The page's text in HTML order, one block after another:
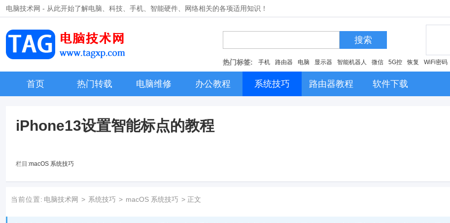
电脑技术网 - 从此开始了解电脑、科技、手机、智能硬件、网络相关的各项适用知识！
搜索
热门标签: 手机 路由器 电脑 显示器 智能机器人 微信 5G控 恢复 WiFi密码
首页 热门转载 电脑维修 办公教程 系统技巧 路由器教程 软件下载
iPhone13设置智能标点的教程
栏目:macOS 系统技巧
当前位置: 电脑技术网 > 系统技巧 > macOS 系统技巧 > 正文